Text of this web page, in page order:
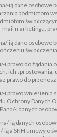
elektroniczną w
usług drogą
Usługi świadczone są
i odczytywania
w Serwisie,
konta
na odległość
na odległość
r. o świadczeniu usług
z późń. zm.). Usługi
w Regulaminie
rozpoczęciem
Założenie
ią dane osobowe
podmiotom
marketingu,
ią dane osobowe
świadczenia
i prawo do żądania
ich sprostowania,
prawo do
i prawo wniesienia
Ochrony Danych
i danych
ią danych
ią a SNH umowy o